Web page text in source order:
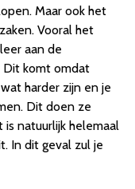
Maar ook het
Vooral het
aan de
Dit komt omdat
harder zijn en je
Dit doen ze
natuurlijk helemaal
In dit geval zul je